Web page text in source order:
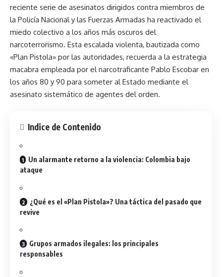
reciente serie de asesinatos dirigidos contra miembros de
la Policía Nacional y las Fuerzas Armadas ha reactivado el
miedo colectivo a los años más oscuros del
narcoterrorismo. Esta escalada violenta, bautizada como
«Plan Pistola» por las autoridades, recuerda a la estrategia
macabra empleada por el narcotraficante Pablo Escobar en
los años 80 y 90 para someter al Estado mediante el
asesinato sistemático de agentes del orden.
Indice de Contenido
Un alarmante retorno a la violencia: Colombia bajo
ataque
¿Qué es el «Plan Pistola»? Una táctica del pasado que
revive
Grupos armados ilegales: los principales
responsables